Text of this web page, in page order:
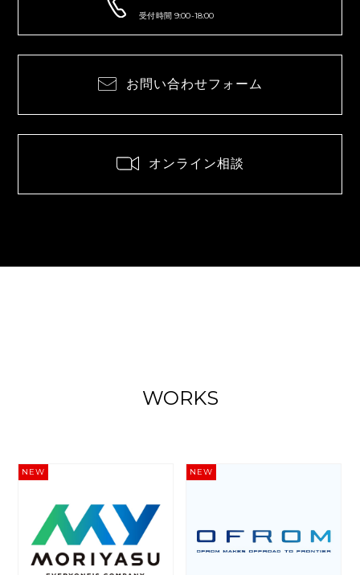
受付時間 9:00-18:00
お問い合わせフォーム
オンライン相談
WORKS
NEW NEW